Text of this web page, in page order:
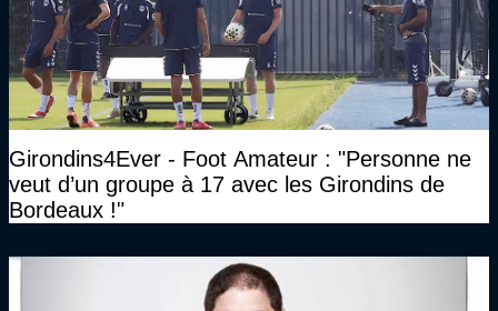
Girondins4Ever - Foot Amateur : "Personne ne
veut d’un groupe à 17 avec les Girondins de
Bordeaux !"